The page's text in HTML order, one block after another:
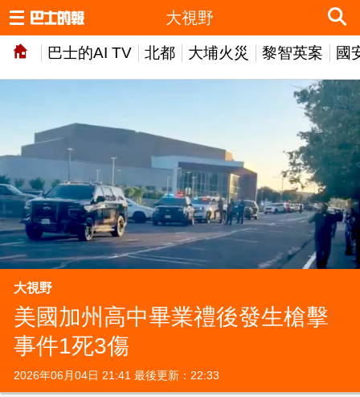
巴士的AI TV 北都 大埔火災 黎智英案 國
大視野
大視野
美國加州高中畢業禮後發生槍擊
事件1死3傷
2026年06月04日 21:41 最後更新：22:33